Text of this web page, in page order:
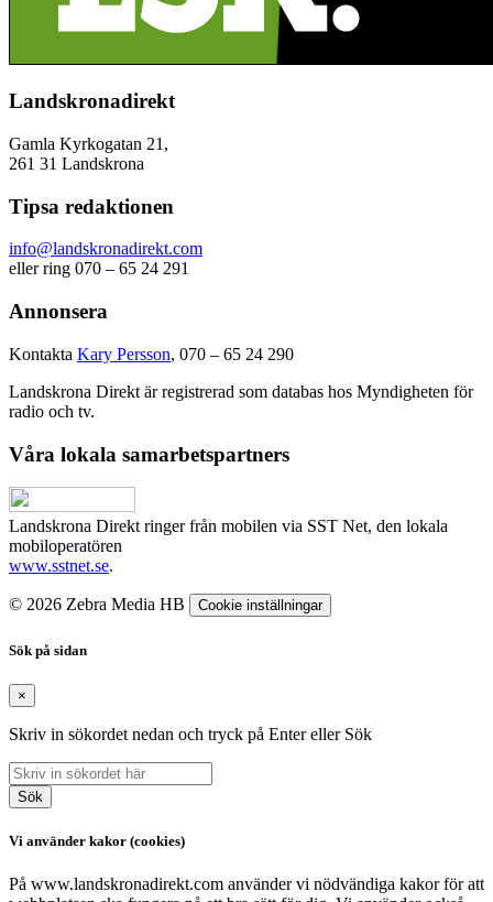
Landskronadirekt
Gamla Kyrkogatan 21,
261 31 Landskrona
Tipsa redaktionen
info@landskronadirekt.com
eller ring 070 – 65 24 291
Annonsera
Kontakta Kary Persson, 070 – 65 24 290
Landskrona Direkt är registrerad som databas hos Myndigheten för
radio och tv.
Våra lokala samarbetspartners
Landskrona Direkt ringer från mobilen via SST Net, den lokala
mobiloperatören
www.sstnet.se.
© 2026 Zebra Media HB Cookie inställningar
Sök på sidan
×
Skriv in sökordet nedan och tryck på Enter eller Sök
Sök
Vi använder kakor (cookies)
På www.landskronadirekt.com använder vi nödvändiga kakor för att